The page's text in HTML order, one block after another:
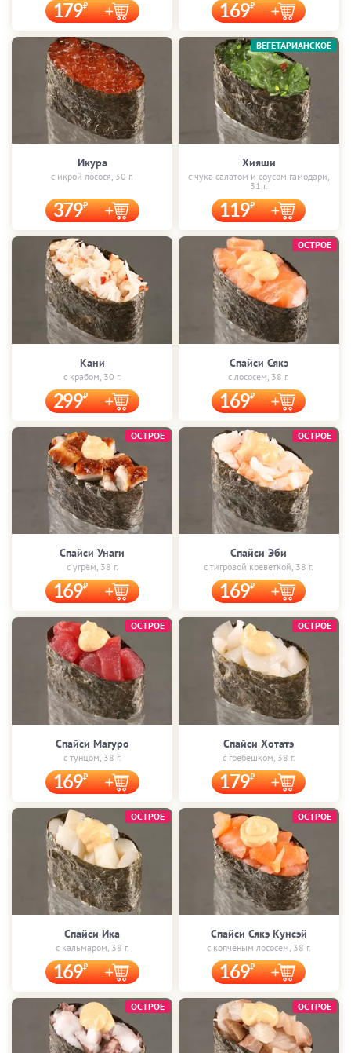
179 169
Икура
с икрой лосося, 30 г.
379
Хияши
с чука салатом и соусом гамодари,
31 г.
119
ВЕГЕТАРИАНСКОЕ
Кани
с крабом, 30 г.
299
Спайси Сякэ
с лососем, 38 г.
169
ОСТРОЕ
Спайси Унаги
с угрём, 38 г.
169
ОСТРОЕ
Спайси Эби
с тигровой креветкой, 38 г.
169
ОСТРОЕ
Спайси Магуро
с тунцом, 38 г.
169
ОСТРОЕ
Спайси Хотатэ
с гребешком, 38 г.
179
ОСТРОЕ
Спайси Ика
с кальмаром, 38 г.
169
ОСТРОЕ
Спайси Сякэ Кунсэй
с копчёным лососем, 38 г.
169
ОСТРОЕ
ОСТРОЕ ОСТРОЕ